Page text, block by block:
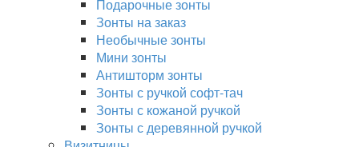
Подарочные зонты
Зонты на заказ
Необычные зонты
Мини зонты
Антишторм зонты
Зонты с ручкой софт-тач
Зонты с кожаной ручкой
Зонты с деревянной ручкой